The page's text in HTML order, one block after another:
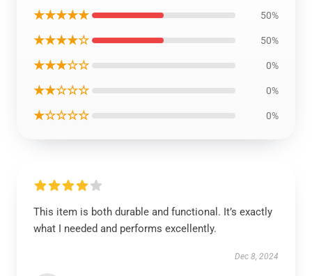
★★★★★ 50%
★★★★☆ 50%
★★★☆☆ 0%
★★☆☆☆ 0%
★☆☆☆☆ 0%
This item is both durable and functional. It’s exactly
what I needed and performs excellently.
Dec 8, 2024